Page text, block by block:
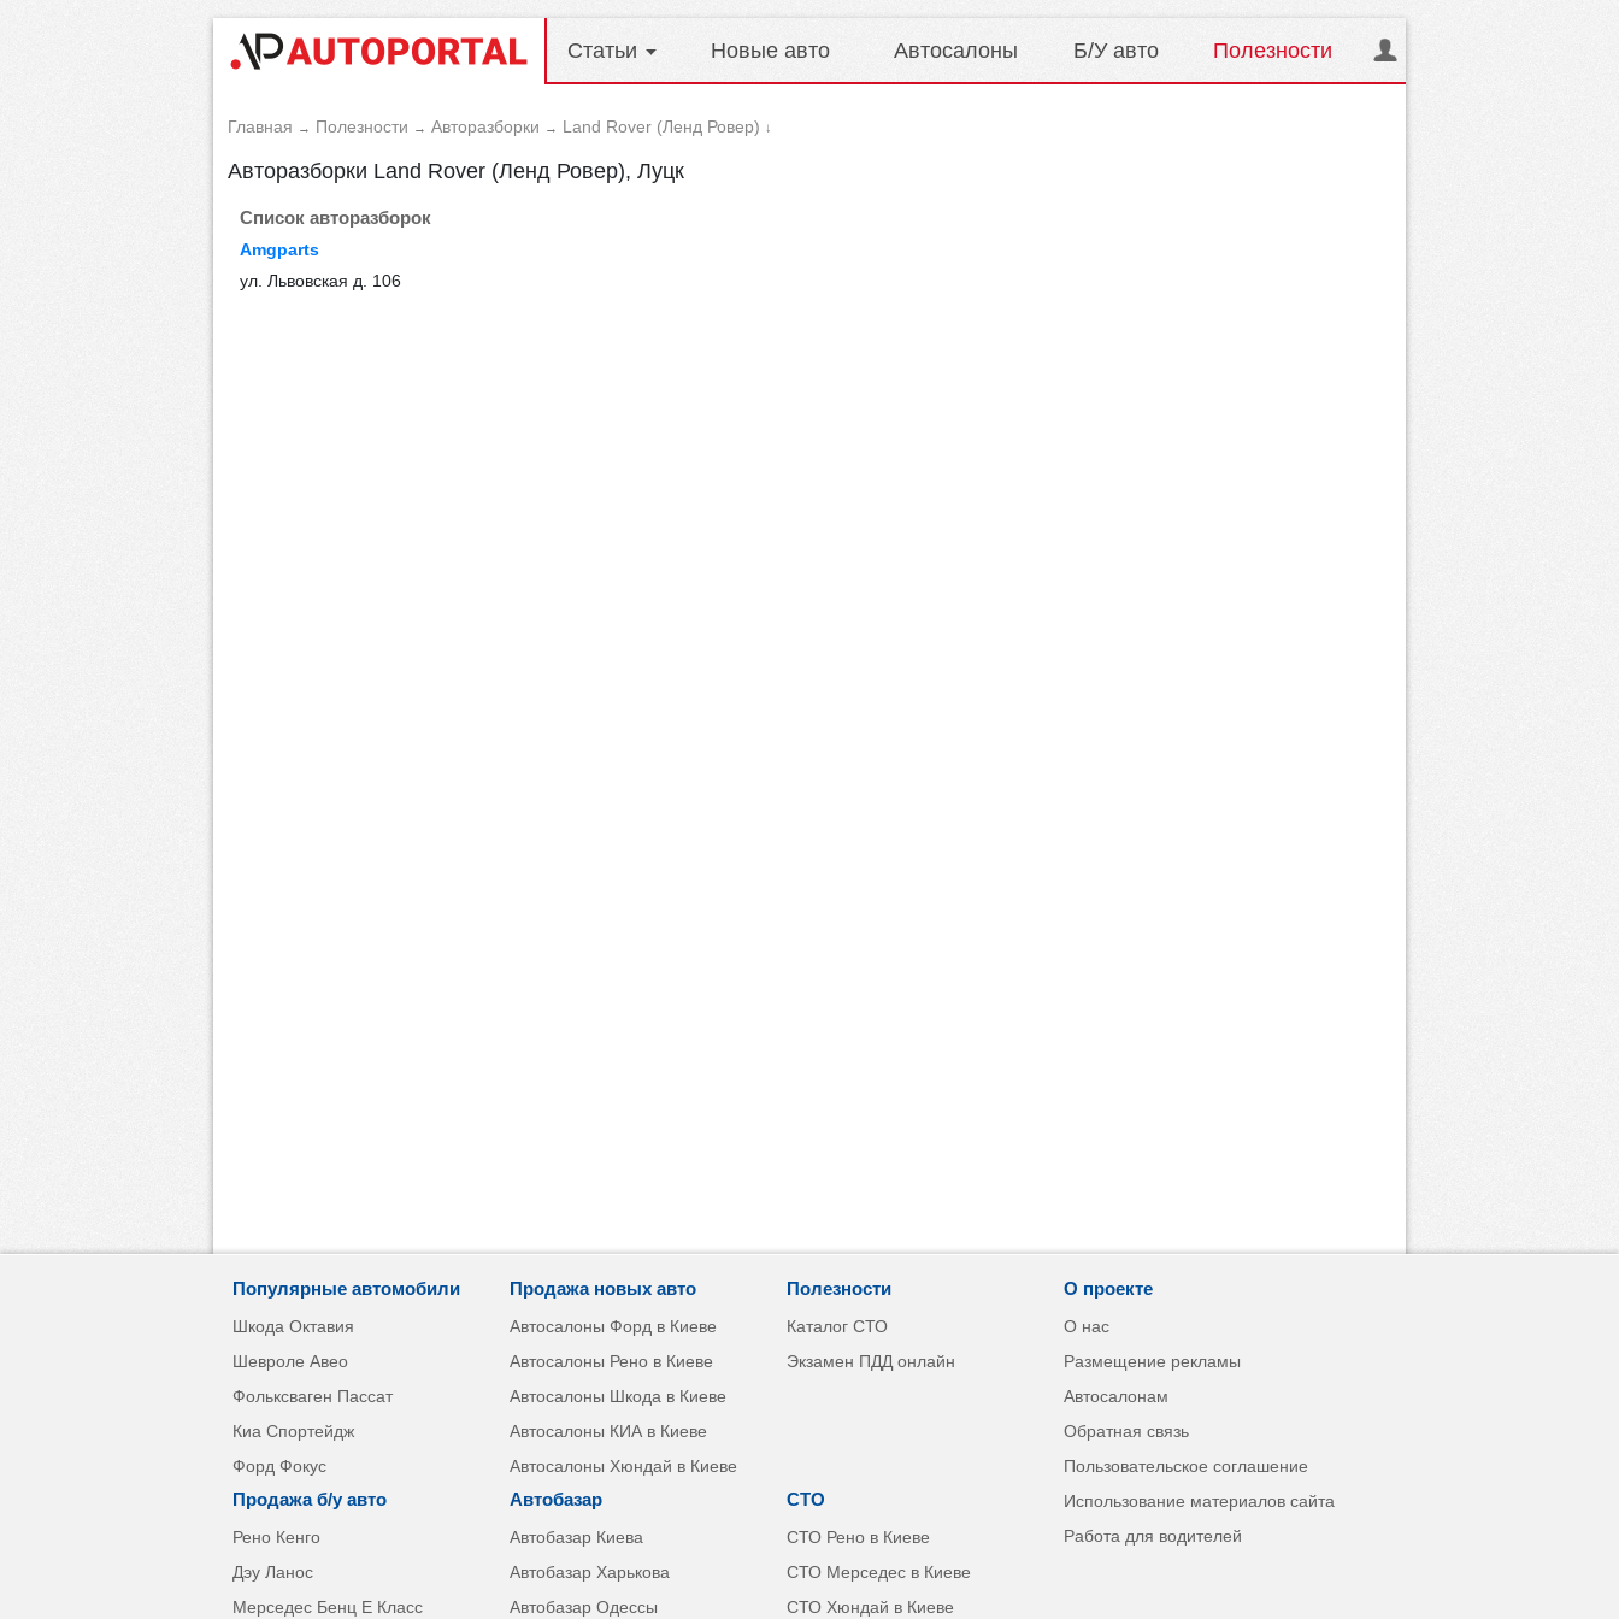
Статьи Новые авто Автосалоны Б/У авто Полезности
Главная → Полезности → Авторазборки → Land Rover (Ленд Ровер) ↓
Авторазборки Land Rover (Ленд Ровер), Луцк
Список авторазборок
Amgparts
ул. Львовская д. 106
Популярные автомобили
Шкода Октавия
Шевроле Авео
Фольксваген Пассат
Киа Спортейдж
Форд Фокус
Продажа б/у авто
Рено Кенго
Дэу Ланос
Мерседес Бенц Е Класс
Продажа новых авто
Автосалоны Форд в Киеве
Автосалоны Рено в Киеве
Автосалоны Шкода в Киеве
Автосалоны КИА в Киеве
Автосалоны Хюндай в Киеве
Автобазар
Автобазар Киева
Автобазар Харькова
Автобазар Одессы
Полезности
Каталог СТО
Экзамен ПДД онлайн
СТО
СТО Рено в Киеве
СТО Мерседес в Киеве
СТО Хюндай в Киеве
О проекте
О нас
Размещение рекламы
Автосалонам
Обратная связь
Пользовательское соглашение
Использование материалов сайта
Работа для водителей